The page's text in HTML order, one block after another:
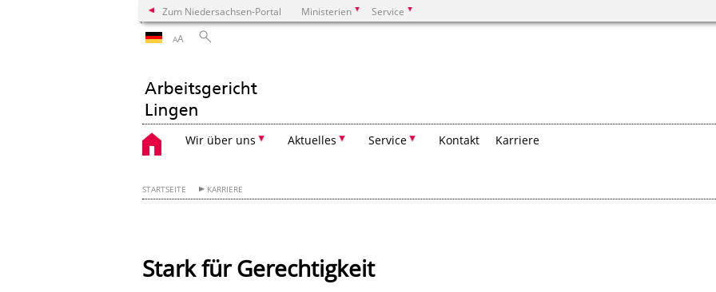
Zum Niedersachsen-Portal Ministerien Service
AA
Wir über uns Aktuelles Service Kontakt Karriere
STARTSEITE KARRIERE
Stark für Gerechtigkeit